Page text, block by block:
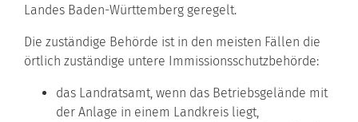
Landes Baden-Württemberg geregelt.
Die zuständige Behörde ist in den meisten Fällen die
örtlich zuständige untere Immissionsschutzbehörde:
das Landratsamt, wenn das Betriebsgelände mit
der Anlage in einem Landkreis liegt,